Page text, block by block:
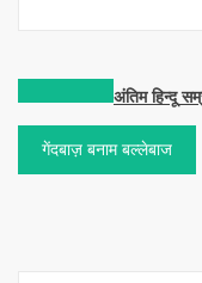
Post
navigation
अंतिम हिन्दू
गेंदबाज़ बनाम बल्लेबाज